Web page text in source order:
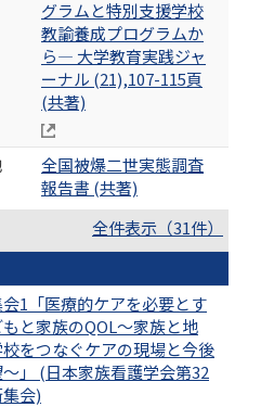
グラムと特別支援学校
教諭養成プログラムか
ら― 大学教育実践ジャ
ーナル (21),107-115頁
(共著)
全国被爆二世実態調査
報告書 (共著)
全件表示（31件）
1「医療的ケアを必要とす
と家族のQOL〜家族と地
をつなぐケアの現場と今後
」 (日本家族看護学会第32
会)